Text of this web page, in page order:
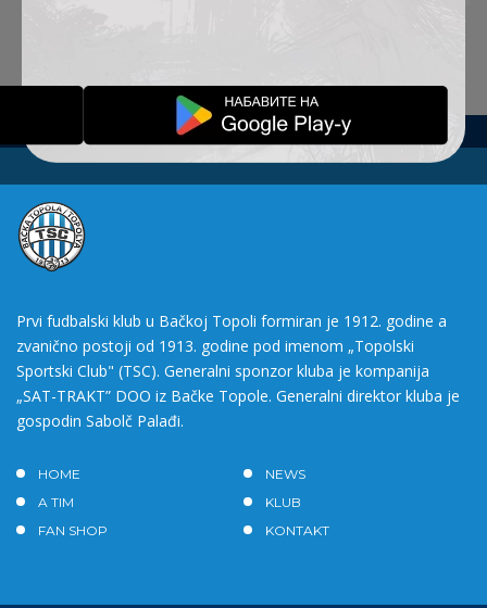
Prvi fudbalski klub u Bačkoj Topoli formiran je 1912. godine a
zvanično postoji od 1913. godine pod imenom „Topolski
Sportski Club" (TSC). Generalni sponzor kluba je kompanija
„SAT-TRAKT” DOO iz Bačke Topole. Generalni direktor kluba je
gospodin Sabolč Palađi.
HOME
NEWS
A TIM
KLUB
FAN SHOP
KONTAKT